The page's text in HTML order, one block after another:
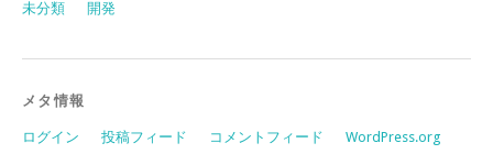
未分類
開発
メタ情報
ログイン 投稿フィード コメントフィード WordPress.org